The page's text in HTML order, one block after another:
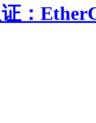
：